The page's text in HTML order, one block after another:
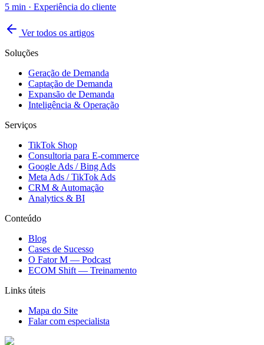
5 min · Experiência do cliente
Ver todos os artigos
Soluções
Geração de Demanda
Captação de Demanda
Expansão de Demanda
Inteligência & Operação
Serviços
TikTok Shop
Consultoria para E-commerce
Google Ads / Bing Ads
Meta Ads / TikTok Ads
CRM & Automação
Analytics & BI
Conteúdo
Blog
Cases de Sucesso
O Fator M — Podcast
ECOM Shift — Treinamento
Links úteis
Mapa do Site
Falar com especialista